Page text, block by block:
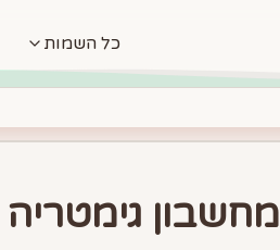
כל השמות
מחשבון גימטריה לשמות